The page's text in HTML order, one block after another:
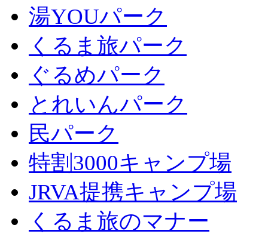
湯YOUパーク
くるま旅パーク
ぐるめパーク
とれいんパーク
民パーク
特割3000キャンプ場
JRVA提携キャンプ場
くるま旅のマナー